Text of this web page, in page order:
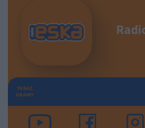
TERAZ
GRAMY